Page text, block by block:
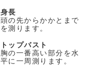
身長
頭の先からかかとまで
を測ります。
トップバスト
胸の一番高い部分を水
平に一周測ります。